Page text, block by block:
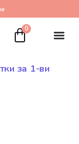
0
за 1-ви